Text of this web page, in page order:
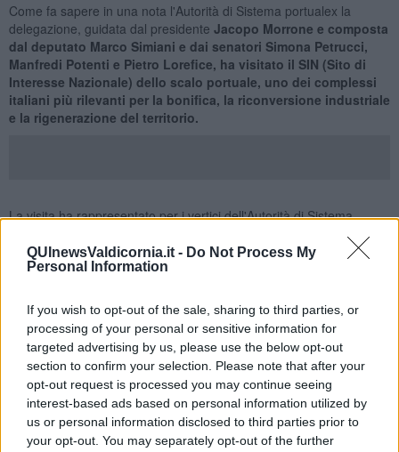
QUInewsValdicornia.it - Do Not Process My
Personal Information
If you wish to opt-out of the sale, sharing to third parties, or
processing of your personal or sensitive information for
targeted advertising by us, please use the below opt-out
section to confirm your selection. Please note that after your
opt-out request is processed you may continue seeing
interest-based ads based on personal information utilized by
us or personal information disclosed to third parties prior to
your opt-out. You may separately opt-out of the further
Come fa sapere in una nota l'Autorità di Sistema portualex la
delegazione, guidata dal presidente Jacopo Morrone e composta
dal deputato Marco Simiani e dai senatori Simona Petrucci,
Manfredi Potenti e Pietro Lorefice, ha visitato il SIN (Sito di
Interesse Nazionale) dello scalo portuale, uno dei complessi
italiani più rilevanti per la bonifica, la riconversione industriale
e la rigenerazione del territorio.
La visita ha rappresentato per i vertici dell'Autorità di Sistema
l’occasione per illustrare ai rappresentanti della
Commissione lo stato di avanzamento delle progettualità
strategiche in corso nell’area portuale e industriale
Nel corso dell’incontro, il Presidente dell’AdSP,
Davide Gariglio, ha
illustrato le più recenti evoluzioni relative al finanziamento di
circa 92 milioni di euro destinato al completamento della
banchina nord del porto di Piombino,infrastruttura ritenuta
essenziale per accelerare la messa in produzione di nuovi spazi
industriali e logistici funzionali al processo di reindustrializzazione
del territorio.